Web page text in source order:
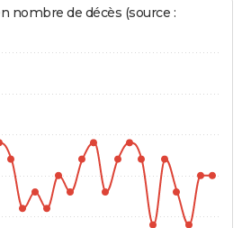
nombre de décès (source :